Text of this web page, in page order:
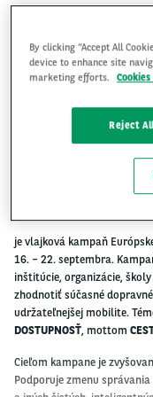
EURÓPSKY
je vlajková kampaň
16. – 22. septembra.
inštitúcie, organizácie,
zhodnotiť súčasné
udržateľnejšej mobilite.
DOSTUPNOSŤ, mottom
Cieľom kampane je
Podporuje zmenu
By clicking “Accept All
device to enhance site
marketing efforts.
Reject